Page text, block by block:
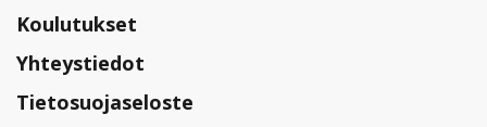
Koulutukset
Yhteystiedot
Tietosuojaseloste